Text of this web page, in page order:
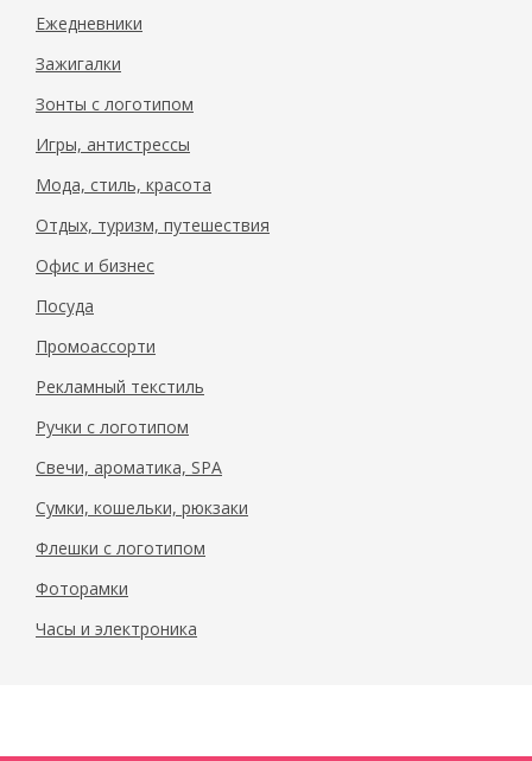
Ежедневники
Зажигалки
Зонты с логотипом
Игры, антистрессы
Мода, стиль, красота
Отдых, туризм, путешествия
Офис и бизнес
Посуда
Промоассорти
Рекламный текстиль
Ручки с логотипом
Свечи, ароматика, SPA
Сумки, кошельки, рюкзаки
Флешки с логотипом
Фоторамки
Часы и электроника